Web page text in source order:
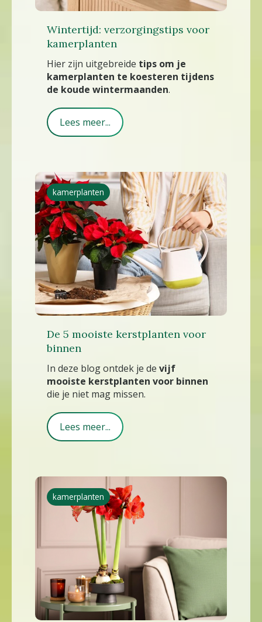
Wintertijd: verzorgingstips voor
kamerplanten
Hier zijn uitgebreide tips om je
kamerplanten te koesteren tijdens
de koude wintermaanden.
Lees meer...
De 5 mooiste kerstplanten voor
binnen
In deze blog ontdek je de vijf
mooiste kerstplanten voor binnen
die je niet mag missen.
Lees meer...
kamerplanten
kamerplanten